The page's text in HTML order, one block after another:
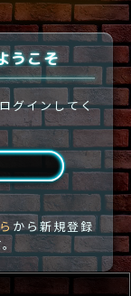
うこそ
グインしてく
から新規登録